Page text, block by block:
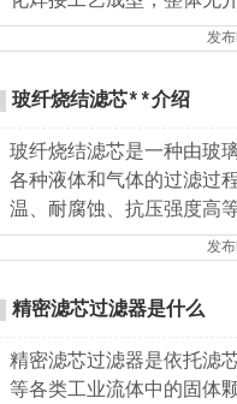
保障了滤芯的机械强度、
发
玻纤烧结滤芯**介绍
玻纤烧结滤芯是一种由玻
各种液体和气体的过滤过
温、耐腐蚀、抗压强度高
广泛的应用。玻纤烧结滤
烧结工艺制成的。
发
精密滤芯过滤器是什么
精密滤芯过滤器是依托滤
等各类工业流体中的固体